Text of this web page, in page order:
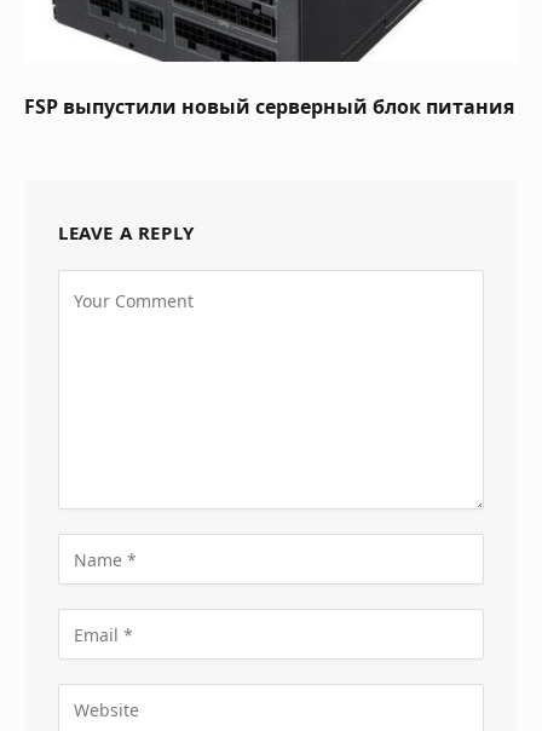
FSP выпустили новый серверный блок питания
LEAVE A REPLY